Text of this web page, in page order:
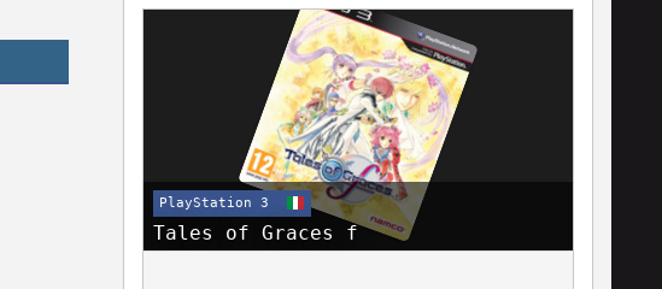
PlayStation 3
Tales of Graces f